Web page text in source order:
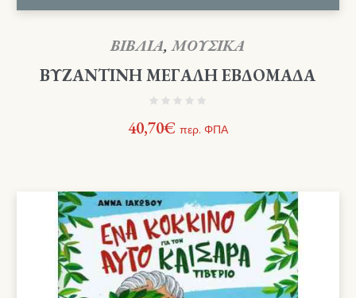
ΒΙΒΛΙΑ,ΜΟΥΣΙΚΑ
ΒΥΖΑΝΤΙΝΗ ΜΕΓΑΛΗ ΕΒΔΟΜΑΔΑ
40,70€ περ. ΦΠΑ